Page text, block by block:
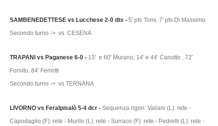
SAMBENEDETTESE vs Lucchese 2-0 dts - 5' pts Tomi, 7' pts Di Massimo
Secondo turno -> vs CESENA
TRAPANI vs Paganese 6-0 - 13' e 60' Murano, 14' e 44' Canotto , 72'
Fornito, 84' Ferretti
Secondo turno -> vs TERNANA
LIVORNO vs Feralpisalò 5-4 dcr - Sequenza rigori: Valiani (L): rete -
Capodaglio (F): rete - Murilo (L): rete - Surraco (F): rete - Pedrelli (L): rete -